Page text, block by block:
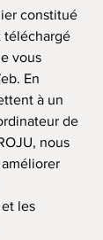
constitué
téléchargé
vous
En
à un
de
nous
les